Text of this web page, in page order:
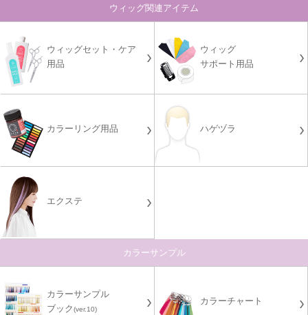
ウィッグ関連アイテム
ウィッグセット・ケア
用品
ウィッグ
サポート用品
カラーリング用品 ハゲヅラ
エクステ
カラーサンプル
カラーサンプル
ブック(ver.10)
カラーチャート